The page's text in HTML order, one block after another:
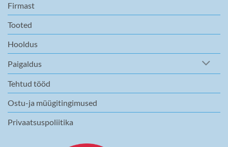
Firmast
Tooted
Hooldus
Paigaldus
Tehtud tööd
Ostu-ja müügitingimused
Privaatsuspoliitika